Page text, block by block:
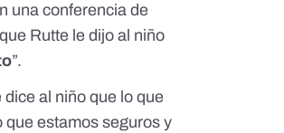
una conferencia de
Rutte le dijo al niño
”.
al niño que lo que
que estamos seguros y